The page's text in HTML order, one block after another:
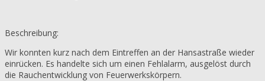
Beschreibung:
Wir konnten kurz nach dem Eintreffen an der Hansastraße wieder
einrücken. Es handelte sich um einen Fehlalarm, ausgelöst durch
die Rauchentwicklung von Feuerwerkskörpern.